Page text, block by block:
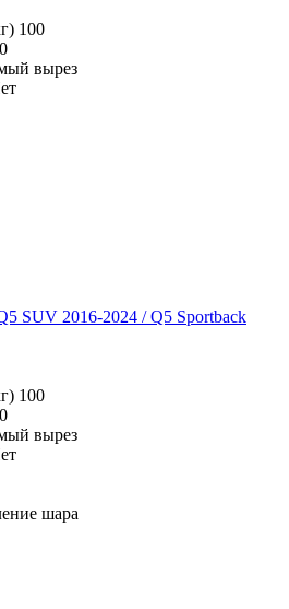
100
вырез
SUV 2016-2024 / Q5 Sportback
100
вырез